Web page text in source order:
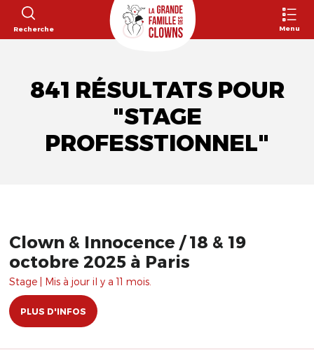
Recherche Menu
841 RÉSULTATS POUR
"STAGE
PROFESSTIONNEL"
Clown & Innocence / 18 & 19
octobre 2025 à Paris
Stage | Mis à jour il y a 11 mois.
PLUS D'INFOS